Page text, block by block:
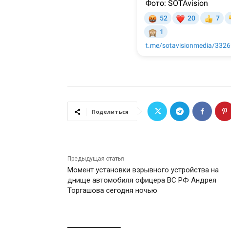
Поделиться
Предыдущая статья
Момент установки взрывного устройства на
днище автомобиля офицера ВС РФ Андрея
Торгашова сегодня ночью